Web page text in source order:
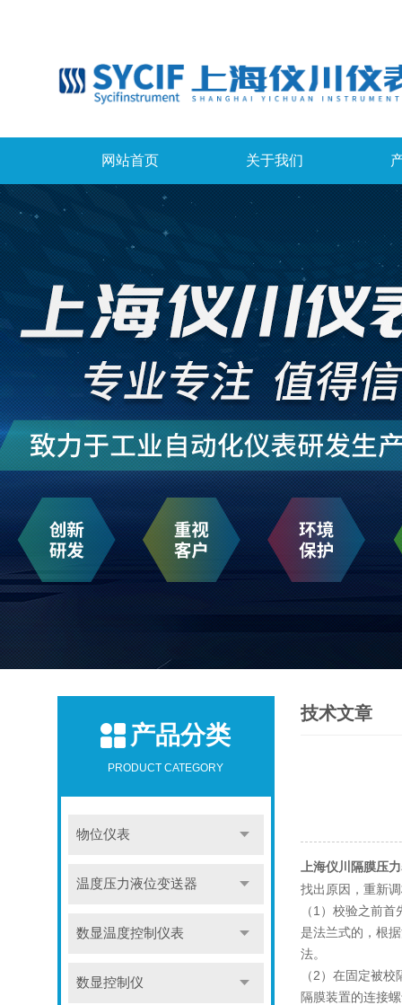
网站首页 关于我们
产品分类
PRODUCT CATEGORY
物位仪表
温度压力液位变送器
数显温度控制仪表
数显控制仪
技术文章
上海仪川隔膜压
找出原因，重新
（1）校验之前
是法兰式的，根
法。
（2）在固定被
隔膜装置的连接